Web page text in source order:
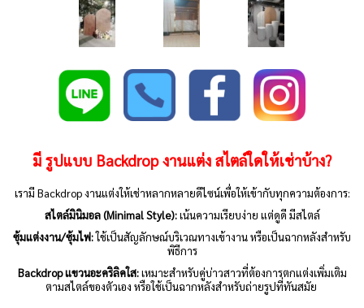
มี รูปแบบ Backdrop งานแต่ง สไตล์ใดให้เช่าบ้าง?
เรามี Backdrop งานแต่งให้เช่าหลากหลายดีไซน์เพื่อให้เข้ากับทุกความต้องการ:
สไตล์มินิมอล (Minimal Style):เน้นความเรียบง่าย แต่ดูดี มีสไตล์
ซุ้มแต่งงาน/ซุ้มไฟ:ใช้เป็นสัญลักษณ์บริเวณทางเข้างาน หรือเป็นฉากหลังสำหรับ
พิธีการ
Backdrop แขวนอะคริลิคใส:เหมาะสำหรับคู่บ่าวสาวที่ต้องการตกแต่งเพิ่มเติม
ตามสไตล์ของตัวเอง หรือใช้เป็นฉากหลังสำหรับถ่ายรูปที่ทันสมัย